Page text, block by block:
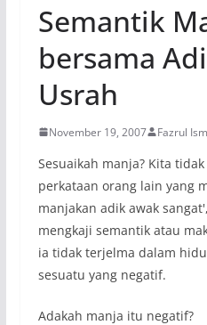
Semantik
bersama
Usrah
November 19, 2007 Fazrul
Sesuaikah manja? Kita
perkataan orang lain yang
manjakan adik awak
mengkaji semantik atau
ia tidak terjelma dalam
sesuatu yang negatif.
Adakah manja itu negatif?